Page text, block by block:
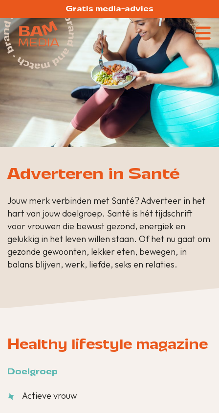
Gratis media-advies
Adverteren in Santé
Jouw merk verbinden met Santé? Adverteer in het
hart van jouw doelgroep. Santé is hét tijdschrift
voor vrouwen die bewust gezond, energiek en
gelukkig in het leven willen staan. Of het nu gaat om
gezonde gewoonten, lekker eten, bewegen, in
balans blijven, werk, liefde, seks en relaties.
Healthy lifestyle magazine
Doelgroep
Actieve vrouw